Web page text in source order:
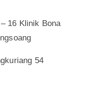
16 Klinik Bona
54